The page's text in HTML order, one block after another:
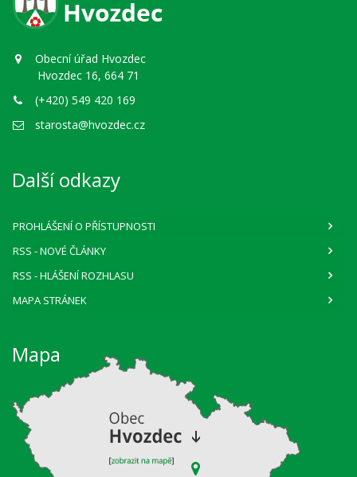
Obecní úřad Hvozdec
Hvozdec 16, 664 71
(+420) 549 420 169
starosta@hvozdec.cz
Další odkazy
PROHLÁŠENÍ O PŘÍSTUPNOSTI
RSS - NOVÉ ČLÁNKY
RSS - HLÁŠENÍ ROZHLASU
MAPA STRÁNEK
Mapa